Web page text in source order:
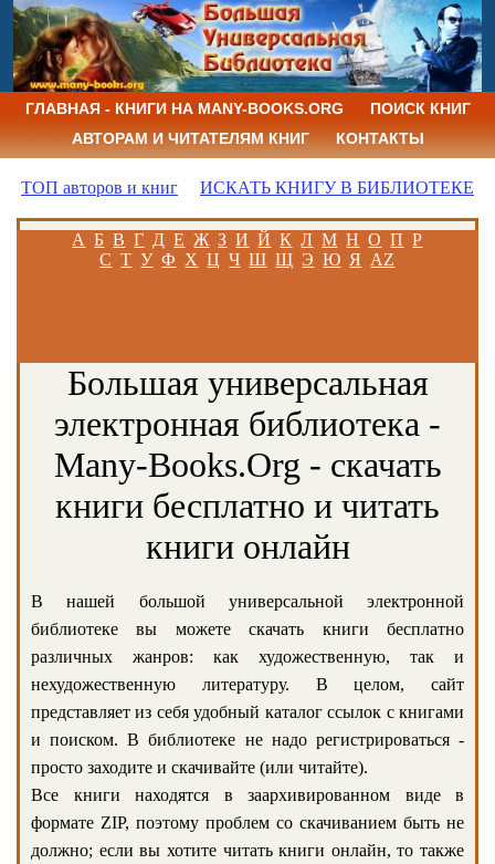
ГЛАВНАЯ - КНИГИ НА MANY-BOOKS.ORG
ПОИСК КНИГ
АВТОРАМ И ЧИТАТЕЛЯМ КНИГ
КОНТАКТЫ
ТОП авторов и книг ИСКАТЬ КНИГУ В БИБЛИОТЕКЕ
А Б В Г Д Е Ж З И Й К Л М Н О П Р
С Т У Ф Х Ц Ч Ш Щ Э Ю Я AZ
Большая универсальная
электронная библиотека -
Many-Books.Org - скачать
книги бесплатно и читать
книги онлайн
В нашей большой универсальной электронной
библиотеке вы можете скачать книги бесплатно
различных жанров: как художественную, так и
нехудожественную литературу. В целом, сайт
представляет из себя удобный каталог ссылок с книгами
и поиском. В библиотеке не надо регистрироваться -
просто заходите и скачивайте (или читайте).
Все книги находятся в заархивированном виде в
формате ZIP, поэтому проблем со скачиванием быть не
должно; если вы хотите читать книги онлайн, то также